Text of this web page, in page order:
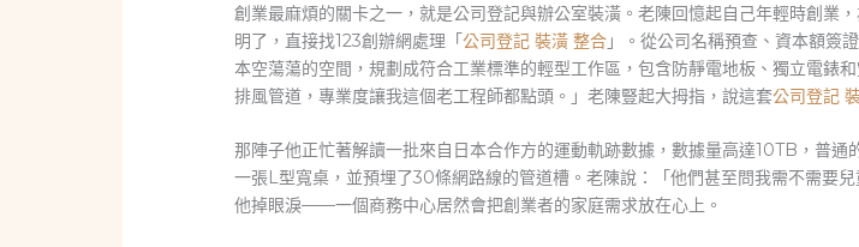
創業最麻煩的關卡之一，就是公司登記與辦公室裝潢。老陳回憶起自己年輕時創業
明了，直接找123創辦網處理「公司登記 裝潢 整合 」。從公司名稱預查、資本額簽
本空蕩蕩的空間，規劃成符合工業標準的輕型工作區，包含防靜電地板、獨立電錶
排風管道，專業度讓我這個老工程師都點頭。」老陳豎起大拇指，說這套公司登記
那陣子他正忙著解讀一批來自日本合作方的運動軌跡數據，數據量高達10TB，普
一張L型寬桌，並預埋了30條網路線的管道槽。老陳說：「他們甚至問我需不需要
他掉眼淚——一個商務中心居然會把創業者的家庭需求放在心上。